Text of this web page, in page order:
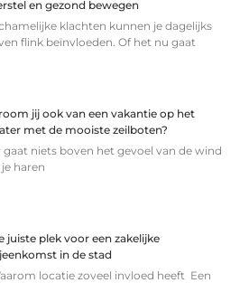
en gezond bewegen
klachten kunnen je dagelijks
flink beïnvloeden. Of het nu gaat
jij ook van een vakantie op het
met de mooiste zeilboten?
gaat niets boven het gevoel van de wind
je haren
juiste plek voor een zakelijke
in de stad
locatie zoveel invloed heeft Een